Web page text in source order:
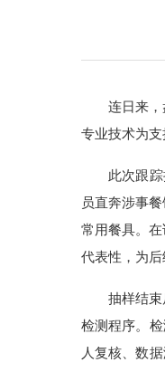
连日来
专业技术为支
此次跟
员直奔涉事
常用餐具。
代表性，为后
抽样结
检测程序。
人复核、数